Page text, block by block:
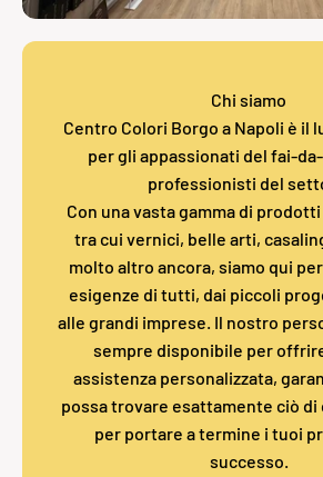
Chi siamo
Centro Colori Borgo a Napoli è il
per gli appassionati del fai-
professionisti del
Con una vasta gamma di
tra cui vernici, belle arti,
molto altro ancora, siamo qui
esigenze di tutti, dai piccoli
alle grandi imprese. Il nostro
sempre disponibile per
assistenza personalizzata,
possa trovare esattamente ciò di
per portare a termine i tuoi
successo.